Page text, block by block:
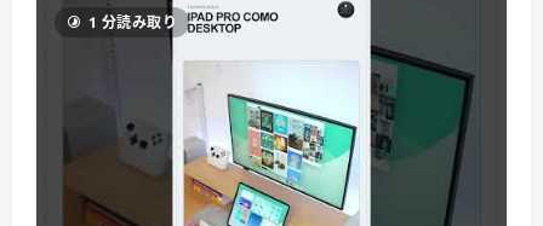
1 分読み取り